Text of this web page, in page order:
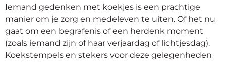
Nieuwe
producten
Producten
op
Iemand gedenken met koekjes is een prachtige
manier om je zorg en medeleven te uiten. Of het nu
gaat om een begrafenis of een herdenk moment
(zoals iemand zijn of haar verjaardag of lichtjesdag).
Koekstempels en stekers voor deze gelegenheden